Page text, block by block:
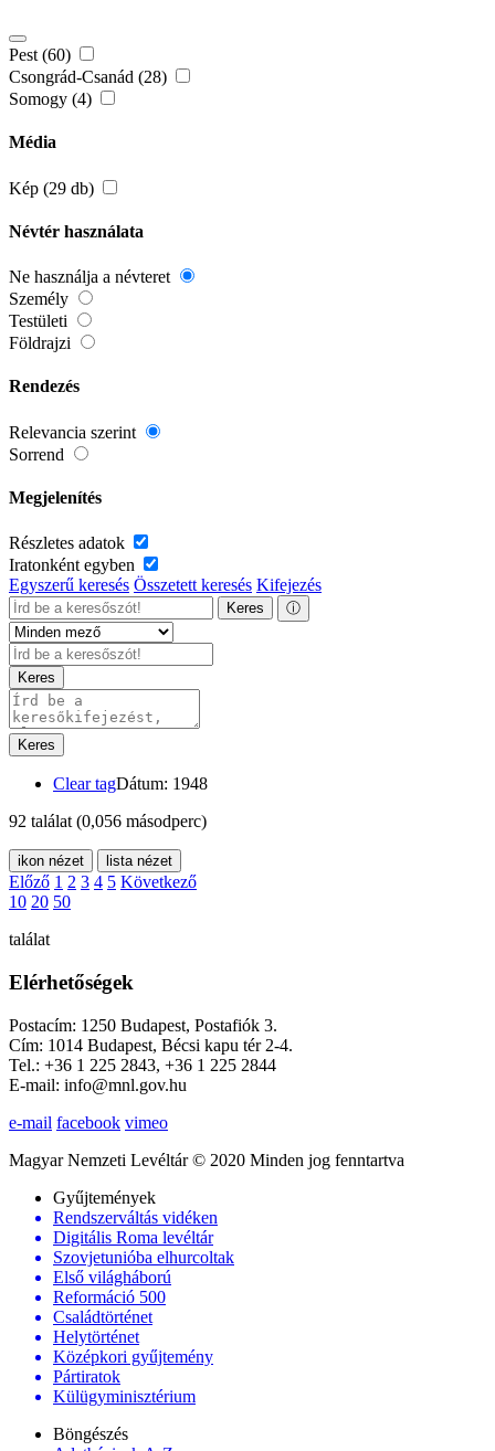
Pest (60)
Csongrád-Csanád (28)
Somogy (4)
Média
Kép (29 db)
Névtér használata
Ne használja a névteret
Személy
Testületi
Földrajzi
Rendezés
Relevancia szerint
Sorrend
Megjelenítés
Részletes adatok
Iratonként egyben
Egyszerű keresés Összetett keresés Kifejezés
Keres ⓘ
Keres
Keres
Clear tagDátum: 1948
92 találat (0,056 másodperc)
ikon nézet lista nézet
Előző 1 2 3 4 5 Következő
10 20 50
találat
Elérhetőségek
Postacím: 1250 Budapest, Postafiók 3.
Cím: 1014 Budapest, Bécsi kapu tér 2-4.
Tel.: +36 1 225 2843, +36 1 225 2844
E-mail: info@mnl.gov.hu
e-mail facebook vimeo
Magyar Nemzeti Levéltár © 2020 Minden jog fenntartva
Gyűjtemények
Rendszerváltás vidéken
Digitális Roma levéltár
Szovjetunióba elhurcoltak
Első világháború
Reformáció 500
Családtörténet
Helytörténet
Középkori gyűjtemény
Pártiratok
Külügyminisztérium
Böngészés